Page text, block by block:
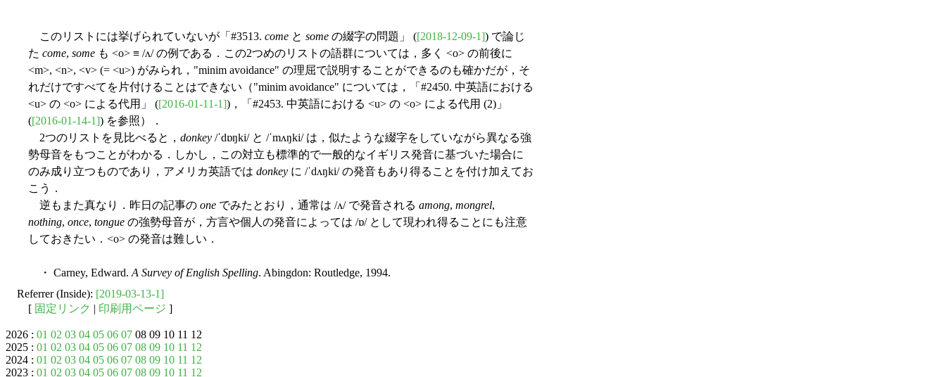
このリストには挙げられていないが「#3513. come と some の綴字の問題」 ([2018-12-09-1]) で論じ
た come, some も <o> ≡ /ʌ/ の例である．この2つめのリストの語群については，多く <o> の前後に
<m>, <n>, <v> (= <u>) がみられ，"minim avoidance" の理屈で説明することができるのも確かだが，そ
れだけですべてを片付けることはできない（"minim avoidance" については，「#2450. 中英語における
<u> の <o> による代用」 ([2016-01-11-1])，「#2453. 中英語における <u> の <o> による代用 (2)」
([2016-01-14-1]) を参照）．
2つのリストを見比べると， donkey /ˈdɒŋki/ と /ˈmʌŋki/ は，似たような綴字をしていながら異なる強
勢母音をもつことがわかる．しかし，この対立も標準的で一般的なイギリス発音に基づいた場合に
のみ成り立つものであり，アメリカ英語では donkey に /ˈdʌŋki/ の発音もあり得ることを付け加えてお
こう．
逆もまた真なり．昨日の記事の one でみたとおり，通常は /ʌ/ で発音される among, mongrel,
nothing, once, tongue の強勢母音が，方言や個人の発音によっては /ɒ/ として現われ得ることにも注意
しておきたい．<o> の発音は難しい．
・ Carney, Edward. A Survey of English Spelling. Abingdon: Routledge, 1994.
Referrer (Inside): [2019-03-13-1]
[ 固定リンク | 印刷用ページ ]
2026 : 01 02 03 04 05 06 07 08 09 10 11 12
2025 : 01 02 03 04 05 06 07 08 09 10 11 12
2024 : 01 02 03 04 05 06 07 08 09 10 11 12
2023 : 01 02 03 04 05 06 07 08 09 10 11 12